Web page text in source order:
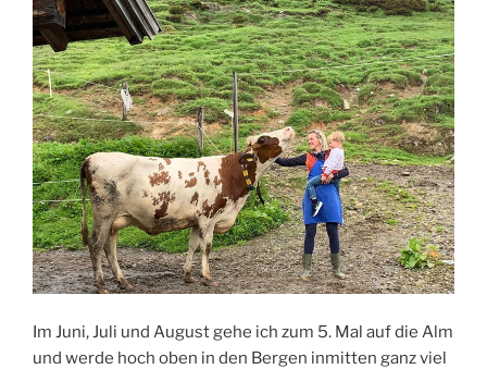
Im Juni, Juli und August gehe ich zum 5. Mal auf die Alm
und werde hoch oben in den Bergen inmitten ganz viel